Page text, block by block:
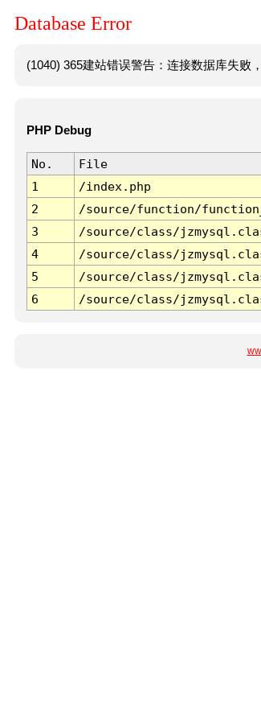
Database Error
(1040) 365建站错误警告：连接数据库失败
PHP Debug
No. File
1
/index.php
2
/source/function/
3
/source/class/
4
/source/class/
5
/source/class/
6
/source/class/